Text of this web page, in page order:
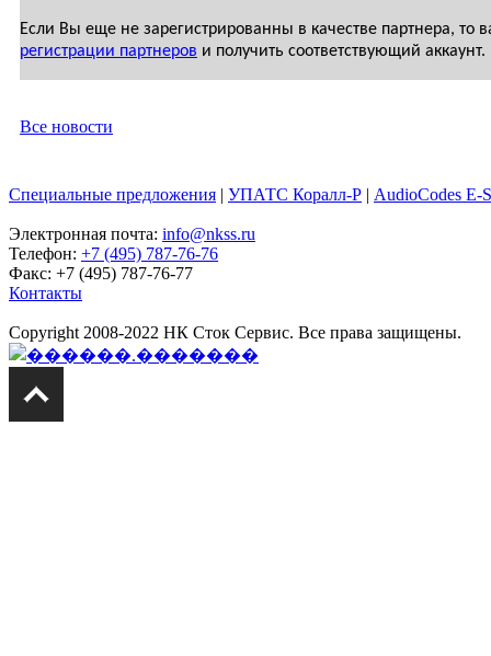
Если Вы еще не зарегистрированны в качестве партнера,
регистрации партнеров и получить соответствующий аккаунт.
Все новости
Специальные предложения | УПАТС Коралл-Р | AudioCodes E-
Электронная почта: info@nkss.ru
Телефон: +7 (495) 787-76-76
Факс: +7 (495) 787-76-77
Контакты
Copyright 2008-2022 НК Сток Сервис. Все права защищены.